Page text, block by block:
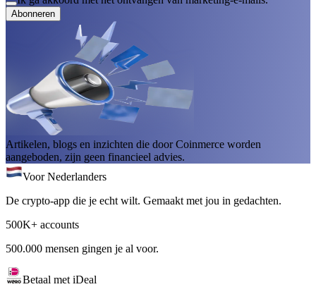
Abonneren
Artikelen, blogs en inzichten die door Coinmerce worden
aangeboden, zijn geen financieel advies.
Voor Nederlanders
De crypto-app die je echt wilt. Gemaakt met jou in gedachten.
500K+ accounts
500.000 mensen gingen je al voor.
Betaal met iDeal